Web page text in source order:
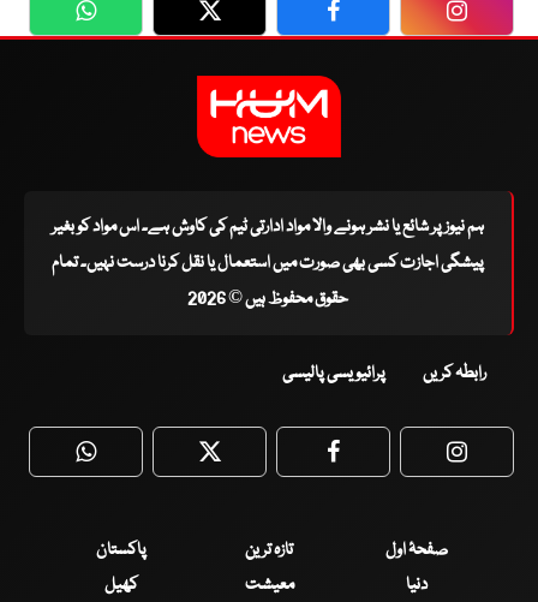
WhatsApp Twitter Facebook
ہم نیوز پر شائع یا نشر ہونے والا مواد ادارتی ٹیم کی کاوش ہے۔ اس مواد کو بغیر
پیشگی اجازت کسی بھی صورت میں استعمال یا نقل کرنا درست نہیں۔ تمام
حقوق محفوظ ہیں © 2026
رابطہ کریں پرائیویسی پالیسی
WhatsApp Twitter Facebook
صفحۂ اول تازہ ترین
پاکستان
دنیا
معیشت کھیل